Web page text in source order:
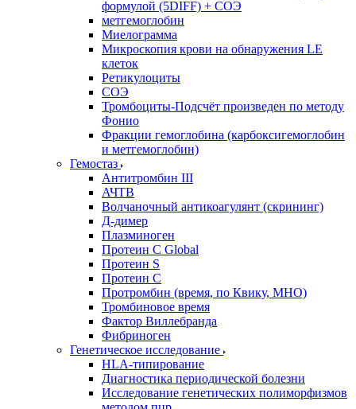
формулой (5DIFF) + СОЭ
метгемоглобин
Миелограмма
Микроскопия крови на обнаружения LE
клеток
Ретикулоциты
СОЭ
Тромбоциты-Подсчёт произведен по методу
Фонио
Фракции гемоглобина (карбоксигемоглобин
и метгемоглобин)
Гемостаз
Антитромбин III
АЧТВ
Волчаночный антикоагулянт (скрининг)
Д-димер
Плазминоген
Протеин C Global
Протеин S
Протеин С
Протромбин (время, по Квику, МНО)
Тромбиновое время
Фактор Виллебранда
Фибриноген
Генетическое исследование
HLA-типирование
Диагностика периодической болезни
Исследование генетических полиморфизмов